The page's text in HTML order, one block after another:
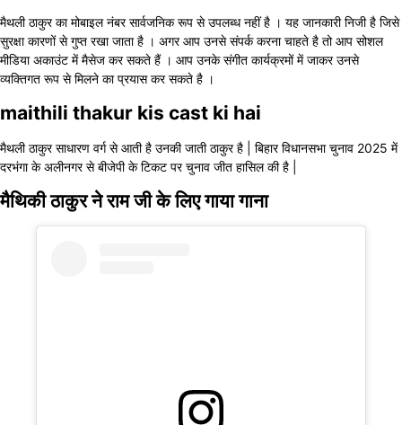
मैथली ठाकुर का मोबाइल नंबर सार्वजनिक रूप से उपलब्ध नहीं है । यह जानकारी निजी है जिसे
सुरक्षा कारणों से गुप्त रखा जाता है । अगर आप उनसे संपर्क करना चाहते है तो आप सोशल
मीडिया अकाउंट में मैसेज कर सकते हैं । आप उनके संगीत कार्यक्रमों में जाकर उनसे
व्यक्तिगत रूप से मिलने का प्रयास कर सकते है ।
maithili thakur kis cast ki hai
मैथली ठाकुर साधारण वर्ग से आती है उनकी जाती ठाकुर है | बिहार विधानसभा चुनाव 2025 में
दरभंगा के अलीनगर से बीजेपी के टिकट पर चुनाव जीत हासिल की है |
मैथिकी ठाकुर ने राम जी के लिए गाया गाना